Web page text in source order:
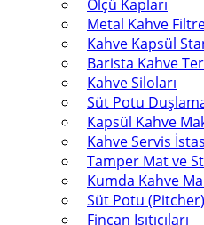
Ölçü Kapları
Metal Kahve
Kahve Kapsül
Barista Kahve
Kahve Siloları
Süt Potu
Kapsül Kahve
Kahve Servis
Tamper Mat ve
Kumda Kahve
Süt Potu (Pitcher)
Fincan Isıtıcıları